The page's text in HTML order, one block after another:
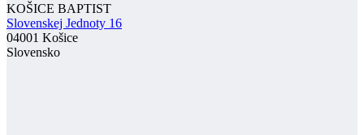
KOŠICE BAPTIST
Slovenskej Jednoty 16
04001 Košice
Slovensko